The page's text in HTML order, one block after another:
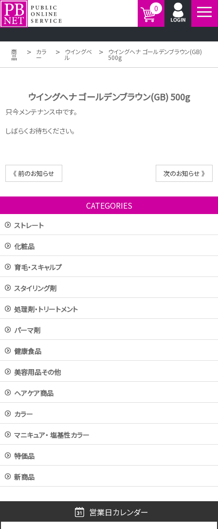
0
商
品 > カラ
ー > ウイングベ
ル > ウイングヘナ ゴールデンブラウン(GB)
500g
ウイングヘナ ゴールデンブラウン(GB) 500g
只今メンテナンス中です。
しばらくお待ちください。
《 前のお知らせ 次のお知らせ 》
CATEGORIES
ストレート
化粧品
育毛・スキャルプ
スタイリング剤
処理剤・トリートメント
パーマ剤
健康食品
美容用品その他
ヘアケア商品
カラー
マニキュア・ 塩基性カラー
特価品
新商品
営業日カレンダー